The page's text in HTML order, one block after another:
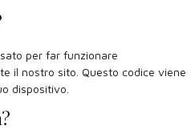
per far funzionare
il nostro sito. Questo codice viene
dispositivo.